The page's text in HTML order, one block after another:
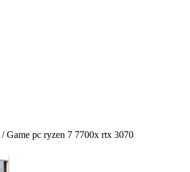
/ Game pc ryzen 7 7700x rtx 3070